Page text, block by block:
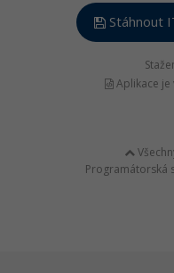
Stáhnout
Aplikace
Programátorská